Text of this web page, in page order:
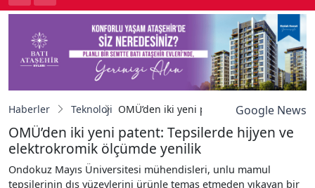
Haberler Teknoloji OMÜ’den iki yeni patent: Tepsilerde
Google News
OMÜ’den iki yeni patent: Tepsilerde hijyen ve
elektrokromik ölçümde yenilik
Ondokuz Mayıs Üniversitesi mühendisleri, unlu mamul
tepsilerinin dış yüzeylerini ürünle temas etmeden yıkayan bir